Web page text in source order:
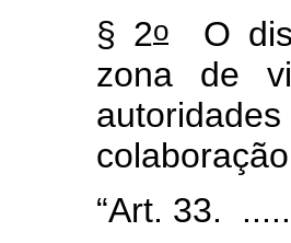
§ 2o O
zona de
“Art. 33.